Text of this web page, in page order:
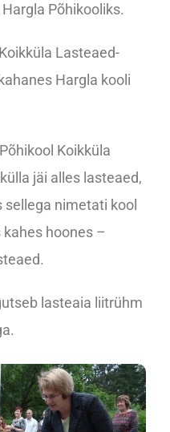
Põhikooliks.
Lasteaed-
Hargla kooli
Koikküla
jäi alles lasteaed,
sellega nimetati kool
hoones –
lasteaia liitrühm